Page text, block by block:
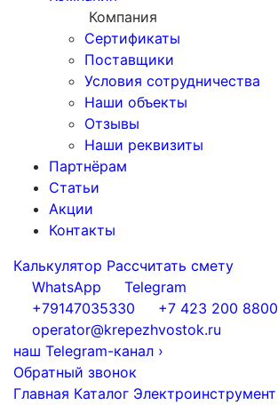
Компания
Сертификаты
Поставщики
Условия сотрудничества
Наши объекты
Отзывы
Наши реквизиты
Партнёрам
Статьи
Акции
Контакты
Калькулятор Рассчитать смету
WhatsApp
Telegram
+79147035330
+7 423 200 8800
operator@krepezhvostok.ru
наш Telegram-канал ›
Обратный звонок
Главная Каталог Электроинструмент